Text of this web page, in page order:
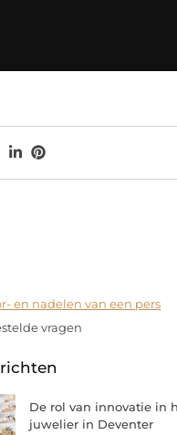
en nadelen van een pers
vragen
De rol van innovatie in
juwelier in Deventer